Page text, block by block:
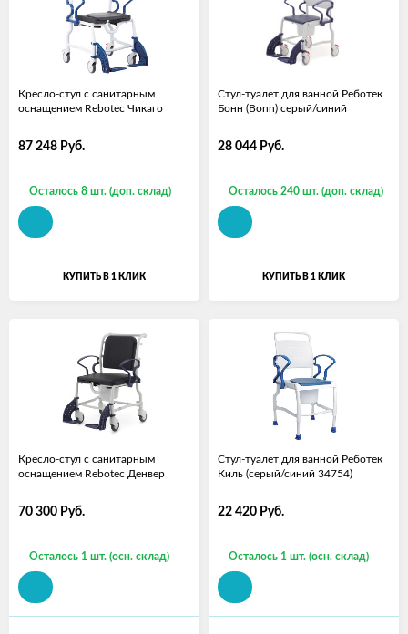
Кресло-стул с санитарным
оснащением Rebotec Чикаго
87 248 Руб.
Осталось 8 шт. (доп. склад)
КУПИТЬ В 1 КЛИК
Стул-туалет для ванной Реботек
Бонн (Bonn) серый/синий
28 044 Руб.
Осталось 240 шт. (доп. склад)
КУПИТЬ В 1 КЛИК
Кресло-стул с санитарным
оснащением Rebotec Денвер
70 300 Руб.
Осталось 1 шт. (осн. склад)
Стул-туалет для ванной Реботек
Киль (серый/синий 34754)
22 420 Руб.
Осталось 1 шт. (осн. склад)